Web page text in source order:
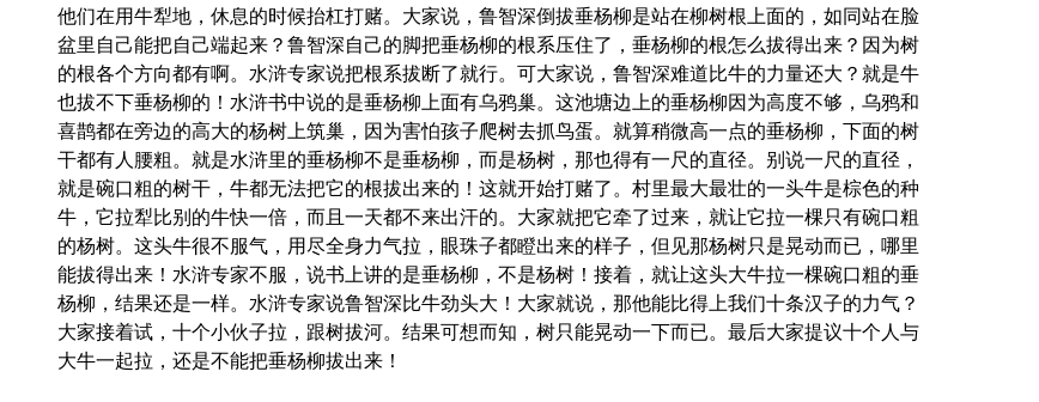
他们在用牛犁地，休息的时候抬杠打赌。大家说，鲁智深倒拔垂杨柳是站在柳树根上面的，如同站在脸
盆里自己能把自己端起来？鲁智深自己的脚把垂杨柳的根系压住了，垂杨柳的根怎么拔得出来？因为树
的根各个方向都有啊。水浒专家说把根系拔断了就行。可大家说，鲁智深难道比牛的力量还大？就是牛
也拔不下垂杨柳的！水浒书中说的是垂杨柳上面有乌鸦巢。这池塘边上的垂杨柳因为高度不够，乌鸦和
喜鹊都在旁边的高大的杨树上筑巢，因为害怕孩子爬树去抓鸟蛋。就算稍微高一点的垂杨柳，下面的树
干都有人腰粗。就是水浒里的垂杨柳不是垂杨柳，而是杨树，那也得有一尺的直径。别说一尺的直径，
就是碗口粗的树干，牛都无法把它的根拔出来的！这就开始打赌了。村里最大最壮的一头牛是棕色的种
牛，它拉犁比别的牛快一倍，而且一天都不来出汗的。大家就把它牵了过来，就让它拉一棵只有碗口粗
的杨树。这头牛很不服气，用尽全身力气拉，眼珠子都瞪出来的样子，但见那杨树只是晃动而已，哪里
能拔得出来！水浒专家不服，说书上讲的是垂杨柳，不是杨树！接着，就让这头大牛拉一棵碗口粗的垂
杨柳，结果还是一样。水浒专家说鲁智深比牛劲头大！大家就说，那他能比得上我们十条汉子的力气？
大家接着试，十个小伙子拉，跟树拔河。结果可想而知，树只能晃动一下而已。最后大家提议十个人与
大牛一起拉，还是不能把垂杨柳拔出来！